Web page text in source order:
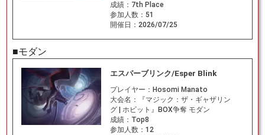
成績： 7th Place
参加人数： 51
開催日： 2026/07/25
■モダン
エスパーブリンク/Esper Blink
プレイヤー： Hosomi Manato
大会名：
『マジック：ザ・ギャザリン
グ | ホビット』BOX争奪 モダン
成績： Top8
参加人数： 12